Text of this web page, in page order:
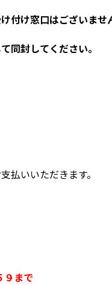
付け窓口はございませ
封してください。
払いいただきます。
まで